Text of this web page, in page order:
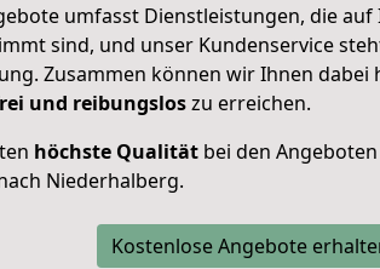
umfasst Dienstleistungen, die
sind, und unser Kundenservice
Zusammen können wir Ihnen dabei
und reibungsloszu erreichen.
höchste Qualität bei den
Niederhalberg.
Kostenlose Angebote